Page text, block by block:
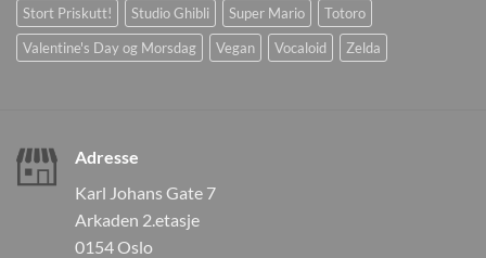
Stort Priskutt!
Studio Ghibli Super Mario
Totoro
Valentine's Day og Morsdag
Vegan Vocaloid Zelda
Adresse
Karl Johans Gate 7
Arkaden 2.etasje
0154 Oslo